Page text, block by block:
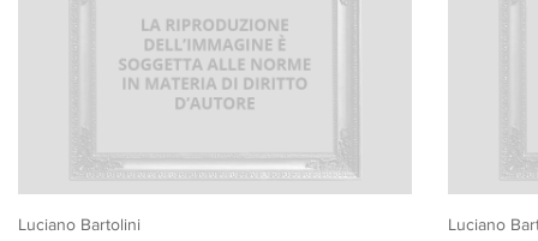
Luciano Bartolini Luciano